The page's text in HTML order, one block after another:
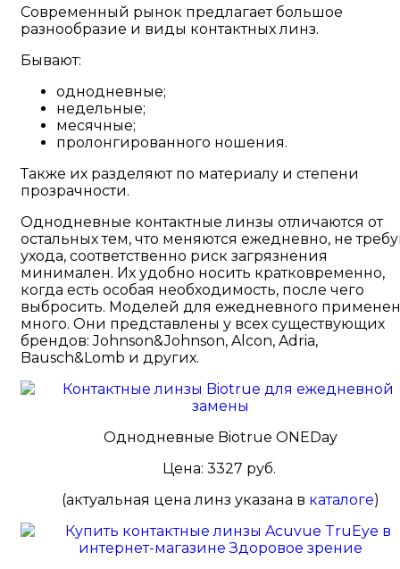
Современный рынок предлагает большое
разнообразие и виды контактных линз.
Бывают:
однодневные;
недельные;
месячные;
пролонгированного ношения.
Также их разделяют по материалу и степени
прозрачности.
Однодневные контактные линзы отличаются от
остальных тем, что меняются ежедневно, не
ухода, соответственно риск загрязнения
минимален. Их удобно носить кратковременно,
когда есть особая необходимость, после чего
выбросить. Моделей для ежедневного
много. Они представлены у всех существующих
брендов: Johnson&Johnson, Alcon, Adria,
Bausch&Lomb и других.
Однодневные Biotrue ONEDay
Цена: 3327 руб.
(актуальная цена линз указана в каталоге)